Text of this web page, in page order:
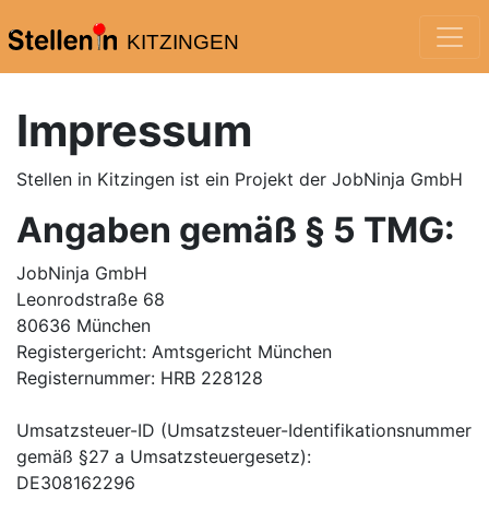
KITZINGEN
Impressum
Stellen in Kitzingen ist ein Projekt der JobNinja GmbH
Angaben gemäß § 5 TMG:
JobNinja GmbH
Leonrodstraße 68
80636 München
Registergericht: Amtsgericht München
Registernummer: HRB 228128
Umsatzsteuer-ID (Umsatzsteuer-Identifikationsnummer
gemäß §27 a Umsatzsteuergesetz):
DE308162296